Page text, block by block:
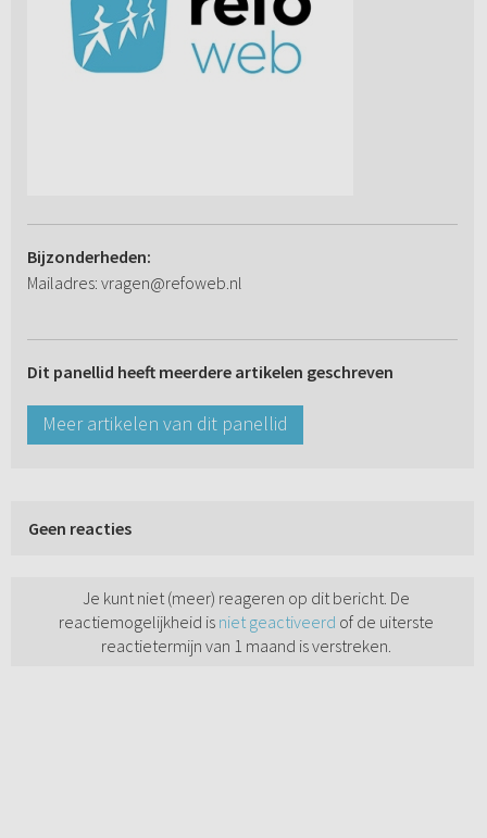
Bijzonderheden:
Mailadres: vragen@refoweb.nl
Dit panellid heeft meerdere artikelen geschreven
Meer artikelen van dit panellid
Geen reacties
Je kunt niet (meer) reageren op dit bericht. De
reactiemogelijkheid is niet geactiveerd of de uiterste
reactietermijn van 1 maand is verstreken.